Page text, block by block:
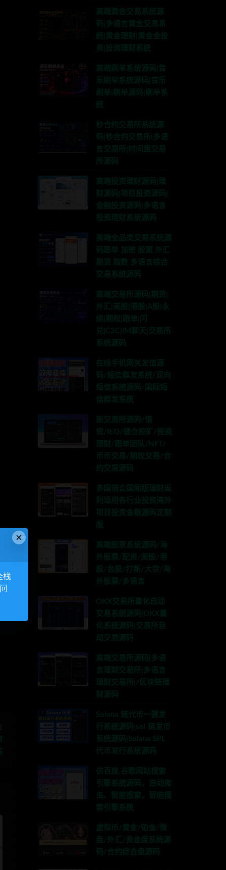
开联系TG:anons123x
高端黄金交易系统源
码|多语言黄金交易系
统|黄金理财|黄金金投
资|投资理财系统
高端刷单系统源码|音
乐刷单系统源码|音乐
刷单|刷单源码|刷单系
统
秒合约交易所系统源
码|秒合约交易所|多语
言交易所|时间盘交易
所源码
高端投资理财源码|理
财源码|项目投资源码|
金融投资源码|多语言
投资理财系统源码
高端全品类交易系统源
码跟单 加密 股票 外汇
期货 指数 多语言综合
交易系统源码
高端交易所源码|期货|
外汇|美股|港股|A股|永
续|期权|跟单|闪
兑|C2C|IM聊天|交易所
系统源码
在线手机网关发信源
码/短信群发系统/双向
短信系统源码/国际短
信群发系统
新交易所源码/借
贷/IEO/锁仓挖矿/投资
理财/跟单团队/NFT/
币币交易/期权交易/合
约交易源码
多国语言国际版理财返
利适用各行业投资海外
项目投资金融源码定制
版
高端股票系统源码/海
外股票/配资/美股/港
股/台股/打新/大宗/海
外股票/多语言
OKX交易所量化自动
交易系统源码|OKX量
化系统源码|交易所自
动交易源码
高端交易所源码|多语
言理财交易所|多语言
理财交易所|/区块链理
财源码
Solana 链代币一键发
行系统源码|sol 链发币
系统源码|Solana SPL
代币发行系统源码
仿百度,谷歌网站搜索
引擎系统源码，自动爬
虫、智能搜索，智能搜
索引擎系统
虚拟币/黄金/铂金/微
盘/外汇/资金盘系统源
码/合约综合盘源码
×
栈